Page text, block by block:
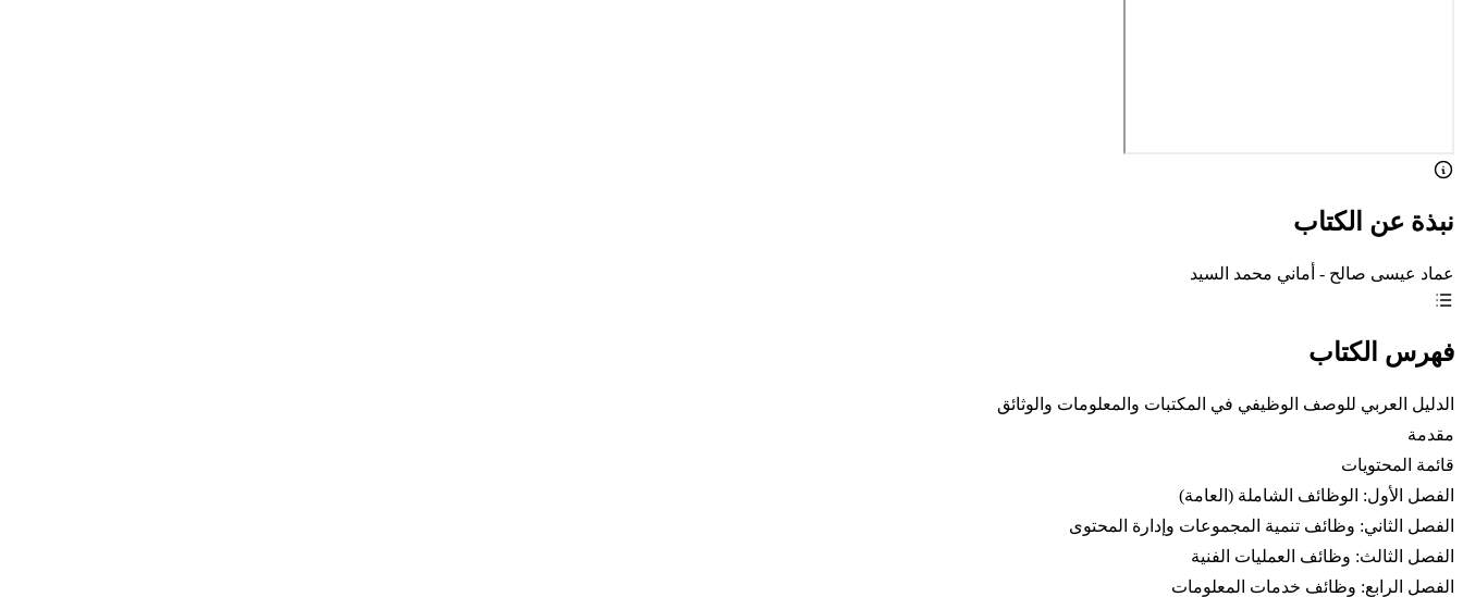
نبذة عن الكتاب
عماد عيسى صالح - أماني محمد السيد
فهرس الكتاب
الدليل العربي للوصف الوظيفي في المكتبات والمعلومات والوثائق
مقدمة
قائمة المحتويات
الفصل الأول: الوظائف الشاملة (العامة)
الفصل الثاني: وظائف تنمية المجموعات وإدارة المحتوى
الفصل الثالث: وظائف العمليات الفنية
الفصل الرابع: وظائف خدمات المعلومات